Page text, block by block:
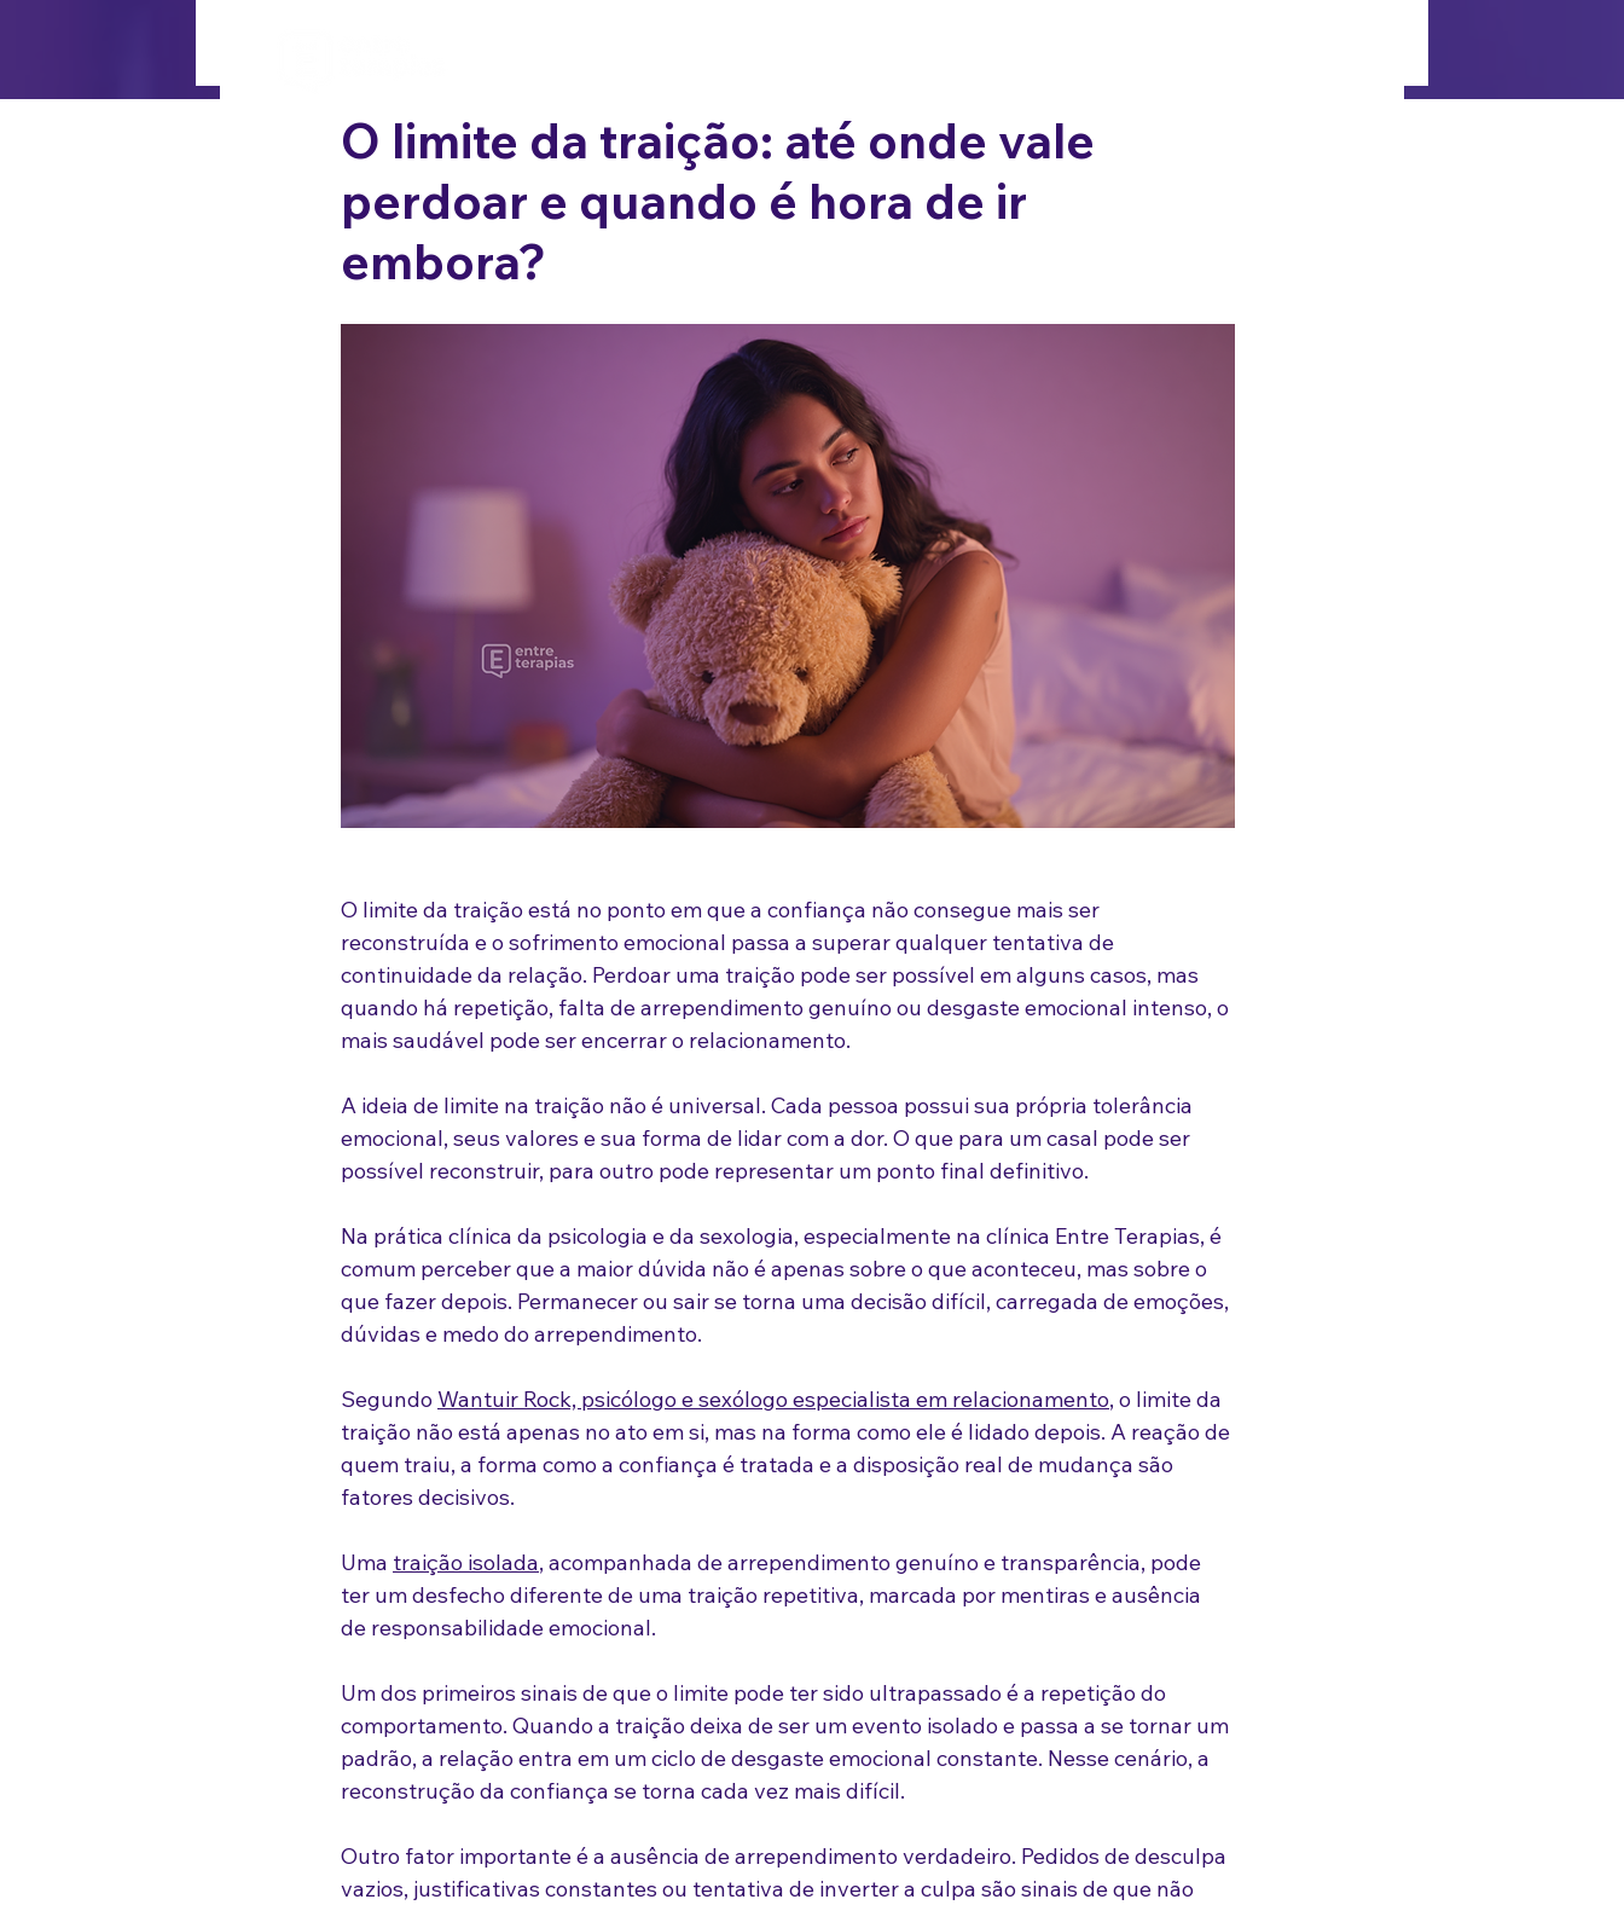
O limite da traição: até onde vale
perdoar e quando é hora de ir
embora?
O limite da traição está no ponto em que a confiança não consegue mais ser
reconstruída e o sofrimento emocional passa a superar qualquer tentativa de
continuidade da relação. Perdoar uma traição pode ser possível em alguns casos, mas
quando há repetição, falta de arrependimento genuíno ou desgaste emocional intenso, o
mais saudável pode ser encerrar o relacionamento.
A ideia de limite na traição não é universal. Cada pessoa possui sua própria tolerância
emocional, seus valores e sua forma de lidar com a dor. O que para um casal pode ser
possível reconstruir, para outro pode representar um ponto final definitivo.
Na prática clínica da psicologia e da sexologia, especialmente na clínica Entre Terapias, é
comum perceber que a maior dúvida não é apenas sobre o que aconteceu, mas sobre o
que fazer depois. Permanecer ou sair se torna uma decisão difícil, carregada de emoções,
dúvidas e medo do arrependimento.
Segundo Wantuir Rock, psicólogo e sexólogo especialista em relacionamento, o limite da
traição não está apenas no ato em si, mas na forma como ele é lidado depois. A reação de
quem traiu, a forma como a confiança é tratada e a disposição real de mudança são
fatores decisivos.
Uma traição isolada, acompanhada de arrependimento genuíno e transparência, pode
ter um desfecho diferente de uma traição repetitiva, marcada por mentiras e ausência
de responsabilidade emocional.
Um dos primeiros sinais de que o limite pode ter sido ultrapassado é a repetição do
comportamento. Quando a traição deixa de ser um evento isolado e passa a se tornar um
padrão, a relação entra em um ciclo de desgaste emocional constante. Nesse cenário, a
reconstrução da confiança se torna cada vez mais difícil.
Outro fator importante é a ausência de arrependimento verdadeiro. Pedidos de desculpa
vazios, justificativas constantes ou tentativa de inverter a culpa são sinais de que não